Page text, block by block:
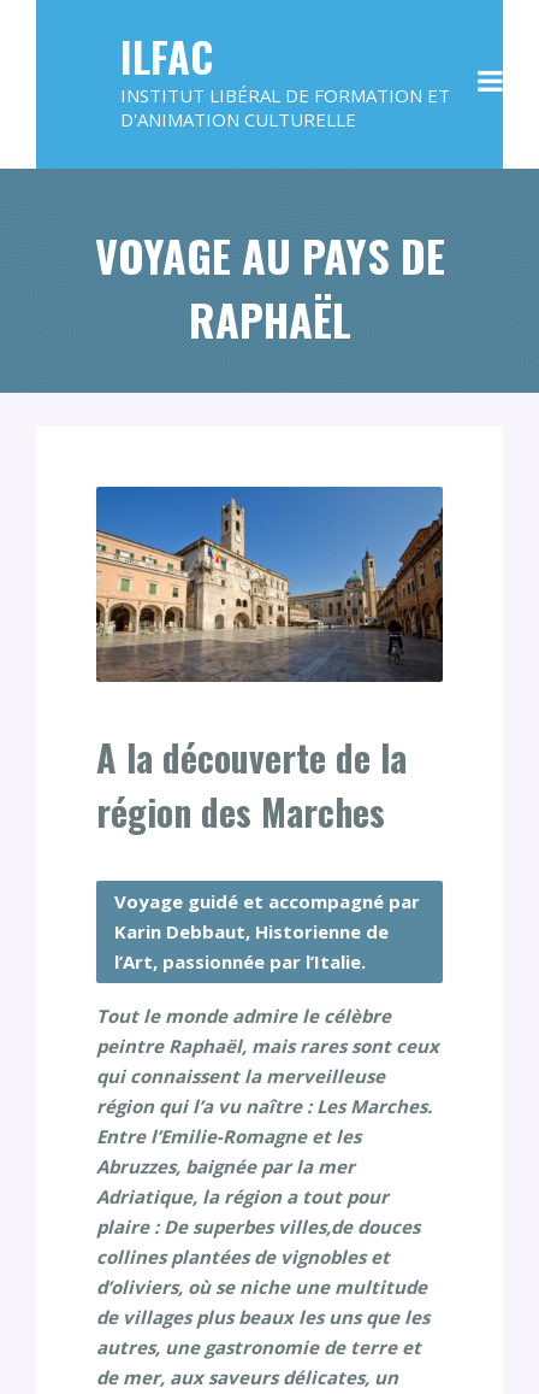
ILFAC
INSTITUT LIBÉRAL DE FORMATION ET
D'ANIMATION CULTURELLE
VOYAGE AU PAYS DE
RAPHAËL
A la découverte de la
région des Marches
Voyage guidé et accompagné par
Karin Debbaut, Historienne de
l’Art, passionnée par l’Italie.
Tout le monde admire le célèbre
peintre Raphaël, mais rares sont ceux
qui connaissent la merveilleuse
région qui l’a vu naître : Les Marches.
Entre l’Emilie-Romagne et les
Abruzzes, baignée par la mer
Adriatique, la région a tout pour
plaire : De superbes villes,de douces
collines plantées de vignobles et
d’oliviers, où se niche une multitude
de villages plus beaux les uns que les
autres, une gastronomie de terre et
de mer, aux saveurs délicates, un